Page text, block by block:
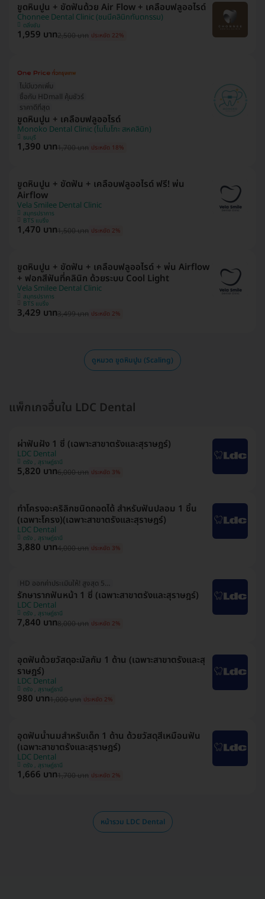
ขูดหินปูน + ขัดฟันด้วย Air Flow + เคลือบฟลูออไรด์
Chonnee Dental Clinic (ชนนีคลินิกทันตกรรม)
ตลิ่งชัน
1,959 บาท2,500 บาท ประหยัด 22%
ไม่มีบวกเพิ่ม
ซื้อกับ HDmall คุ้มชัวร์
ราคาดีที่สุด
ขูดหินปูน + เคลือบฟลูออไรด์
Monoko Dental Clinic (โมโนโกะ สหคลินิก)
ธนบุรี
1,390 บาท1,700 บาท ประหยัด 18%
ขูดหินปูน + ขัดฟัน + เคลือบฟลูออไรด์ ฟรี! พ่น
Airflow
Vela Smilee Dental Clinic
สมุทรปราการ
BTS แบริ่ง
1,470 บาท1,500 บาท ประหยัด 2%
ขูดหินปูน + ขัดฟัน + เคลือบฟลูออไรด์ + พ่น Airflow
+ ฟอกสีฟันที่คลินิก ด้วยระบบ Cool Light
Vela Smilee Dental Clinic
สมุทรปราการ
BTS แบริ่ง
3,429 บาท3,499 บาท ประหยัด 2%
ดูหมวด ขูดหินปูน (Scaling)
แพ็กเกจอื่นใน LDC Dental
ผ่าฟันฝัง 1 ซี่ (เฉพาะสาขาตรังและสุราษฎร์)
LDC Dental
ตรัง , สุราษฎ์ธานี
5,820 บาท6,000 บาท ประหยัด 3%
ทำโครงอะคริลิกชนิดถอดได้ สำหรับฟันปลอม 1 ชิ้น
(เฉพาะโครง)(เฉพาะสาขาตรังและสุราษฎร์)
LDC Dental
ตรัง , สุราษฎ์ธานี
3,880 บาท4,000 บาท ประหยัด 3%
HD ออกค่าประเมินให้! สูงสุด 500 บ.
รักษารากฟันหน้า 1 ซี่ (เฉพาะสาขาตรังและสุราษฎร์)
LDC Dental
ตรัง , สุราษฎ์ธานี
7,840 บาท8,000 บาท ประหยัด 2%
อุดฟันด้วยวัสดุอะมัลกัม 1 ด้าน (เฉพาะสาขาตรังและสุ
ราษฎร์)
LDC Dental
ตรัง , สุราษฎ์ธานี
980 บาท1,000 บาท ประหยัด 2%
อุดฟันน้ำนมสำหรับเด็ก 1 ด้าน ด้วยวัสดุสีเหมือนฟัน
(เฉพาะสาขาตรังและสุราษฎร์)
LDC Dental
ตรัง , สุราษฎ์ธานี
1,666 บาท1,700 บาท ประหยัด 2%
หน้ารวม LDC Dental